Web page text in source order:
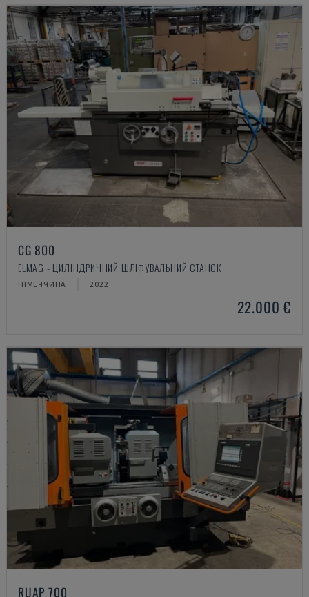
CG 800
ELMAG - ЦИЛІНДРИЧНИЙ ШЛІФУВАЛЬНИЙ СТАНОК
НІМЕЧЧИНА 2022
22.000 €
RUAP 700